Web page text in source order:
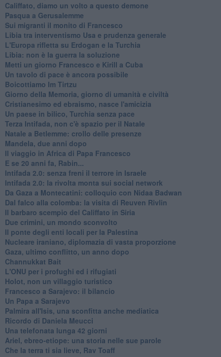
Califfato, diamo un volto a questo demone
Pasqua a Gerusalemme
Sui migranti il monito di Francesco
Libia tra interventismo Usa e prudenza generale
L'Europa rifletta su Erdogan e la Turchia
Libia: non è la guerra la soluzione
Metti un giorno Francesco e Kirill a Cuba
Un tavolo di pace è ancora possibile
Boicottiamo Im Tirtzu
Giorno della Memoria, giorno di umanità e civiltà
Cristianesimo ed ebraismo, nasce l'amicizia
Un paese in bilico, Turchia senza pace
Terza Intifada, non c'è spazio per il Natale
Natale a Betlemme: crollo delle presenze
Mandela, due anni dopo
Il viaggio in Africa di Papa Francesco
E se 20 anni fa, Rabin...
Intifada 2.0: senza freni il terrore in Israele
Intifada 2.0: la rivolta monta sui social network
Da Gaza a Montecatini: colloquio con Nidaa Badwan
Dal falco alla colomba: la visita di Reuven Rivlin
Il barbaro scempio del Califfato in Siria
Due crimini, un mondo sconvolto
Il ponte degli enti locali per la Palestina
Nucleare iraniano, diplomazia di vasta proporzione
Gaza, ultimo conflitto, un anno dopo
Channukkat Bait
L'ONU per i profughi ed i rifugiati
Holot, non un villaggio turistico
Francesco a Sarajevo: il bilancio
Un Papa a Sarajevo
Palmira all'Isis, una sconfitta anche mediatica
Ricordo di Daniela Meucci
​Una telefonata lunga 42 giorni
​Ariel, ebreo-etiope: una storia nelle sue parole
Che la terra ti sia lieve, Rav Toaff